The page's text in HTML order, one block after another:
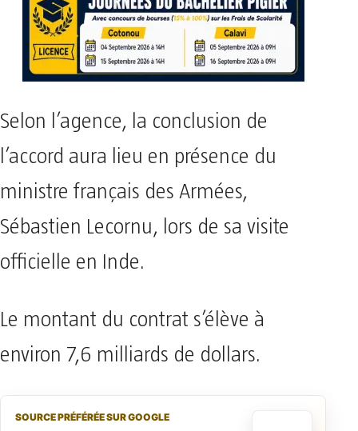
Selon l’agence, la conclusion de
l’accord aura lieu en présence du
ministre français des Armées,
Sébastien Lecornu, lors de sa visite
officielle en Inde.
Le montant du contrat s’élève à
environ 7,6 milliards de dollars.
SOURCE PRÉFÉRÉE SUR GOOGLE